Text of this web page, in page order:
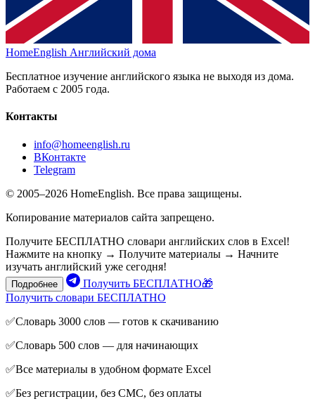
HomeEnglish Английский дома
Бесплатное изучение английского языка не выходя из дома.
Работаем с 2005 года.
Контакты
info@homeenglish.ru
ВКонтакте
Telegram
© 2005–2026 HomeEnglish. Все права защищены.
Копирование материалов сайта запрещено.
Получите БЕСПЛАТНО словари английских слов в Excel!
Нажмите на кнопку → Получите материалы → Начните
изучать английский уже сегодня!
Подробнее
Получить БЕСПЛАТНО🎁
Получить словари БЕСПЛАТНО
✅Словарь 3000 слов — готов к скачиванию
✅Словарь 500 слов — для начинающих
✅Все материалы в удобном формате Excel
✅Без регистрации, без СМС, без оплаты